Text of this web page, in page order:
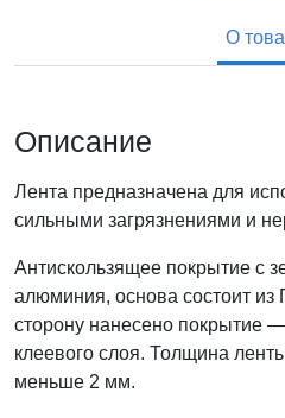
О
Описание
Лента предназначена для
сильными загрязнениями и
Антискользящее покрытие с
алюминия, основа состоит
сторону нанесено покрытие
клеевого слоя. Толщина
меньше 2 мм.